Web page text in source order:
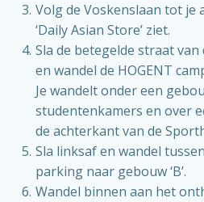
Volg de Voskenslaan tot je
‘Daily Asian Store’ ziet.
Sla de betegelde straat van
en wandel de HOGENT
Je wandelt onder een
studentenkamers en over
de achterkant van de
Sla linksaf en wandel
parking naar gebouw ‘B’.
Wandel binnen aan het